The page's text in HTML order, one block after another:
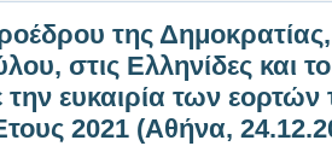
της
στις Ελληνίδες και
την ευκαιρία των
2021 (Αθήνα,